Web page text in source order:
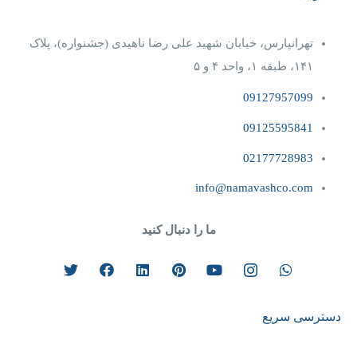
تهرانپارس، خیابان شهید علی رضا ناهیدی (جشنواره)، پلاک
۱۴۱، طبقه ۱، واحد ۴‌ و‌ ۵
09127957099
09125595841
02177728983
info@namavashco.com
ما را دنبال کنید
دسترسی سریع